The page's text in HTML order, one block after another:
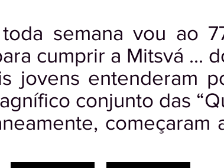
semana vou ao
cumprir a Mitsvá ...
jovens entenderam
conjunto das
começaram